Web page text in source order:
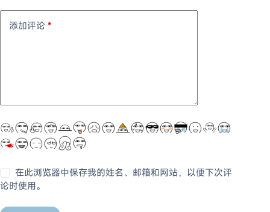
添加评论 *
在此浏览器中保存我的姓名、邮箱和网站，以便下次评
论时使用。